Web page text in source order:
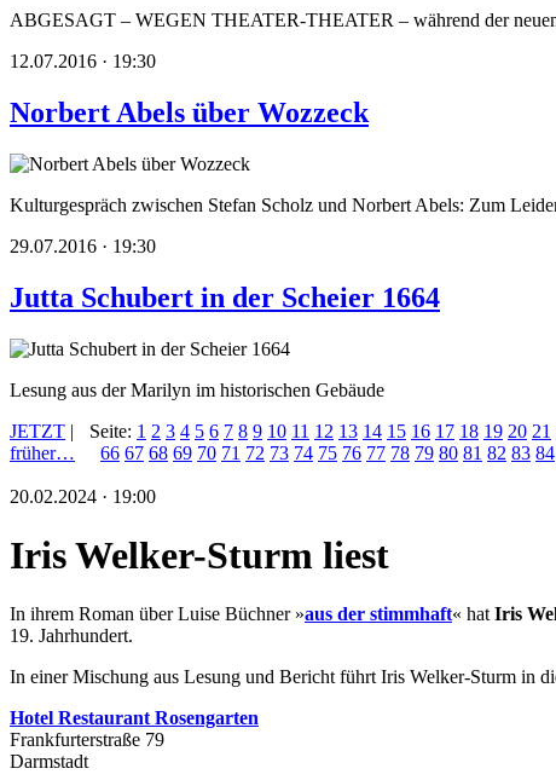
ABGESAGT – WEGEN THEATER-THEATER – während der
12.07.2016 · 19:30
Norbert Abels über Wozzeck
Kulturgespräch zwischen Stefan Scholz und Norbert Abels: Zum
29.07.2016 · 19:30
Jutta Schubert in der Scheier 1664
Lesung aus der Marilyn im historischen Gebäude
JETZT |
früher…
Seite: 1 2 3 4 5 6 7 8 9 10 11 12 13 14 15 16 17 18 19 20 21
66 67 68 69 70 71 72 73 74 75 76 77 78 79 80 81 82 83 84
20.02.2024 · 19:00
Iris Welker-Sturm liest
In ihrem Roman über Luise Büchner »aus der stimmhaft« hatIris
19. Jahrhundert.
In einer Mischung aus Lesung und Bericht führt Iris Welker-Sturm in
Hotel Restaurant Rosengarten
Frankfurterstraße 79
Darmstadt